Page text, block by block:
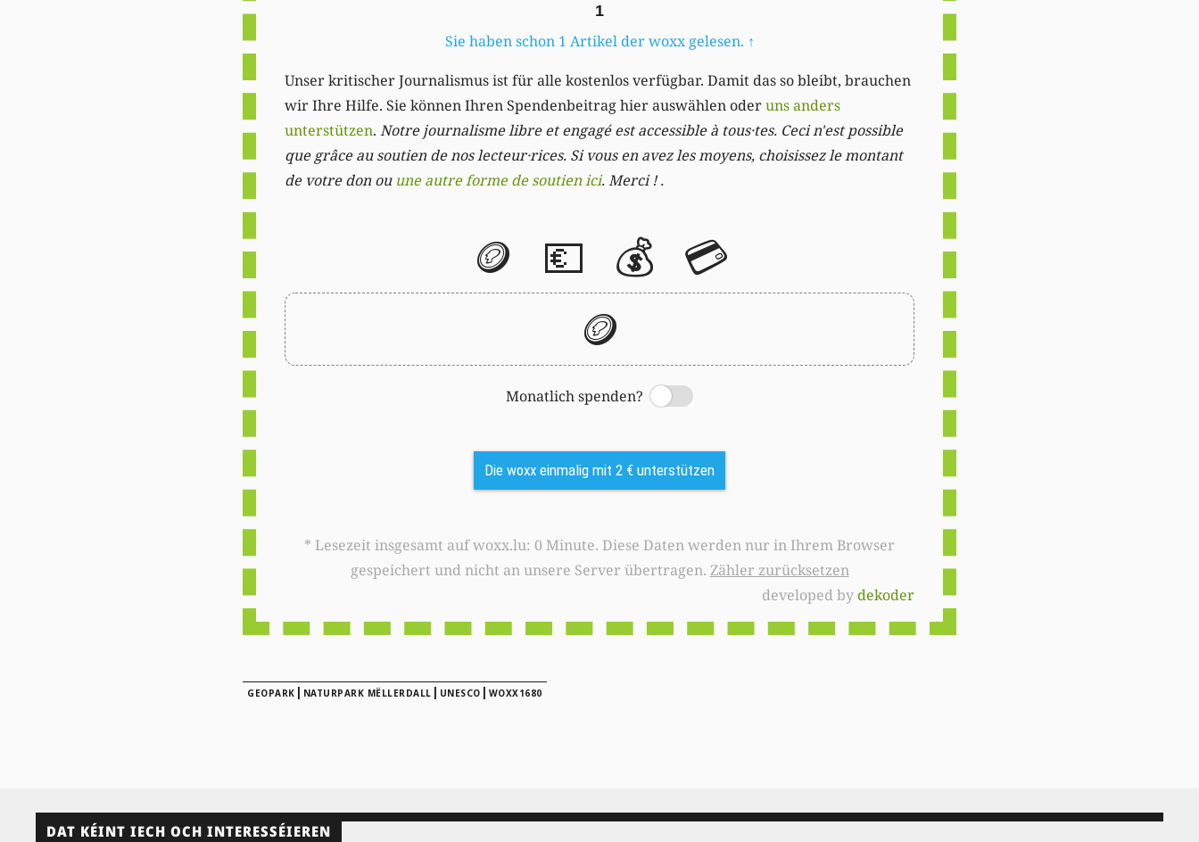
1
Sie haben schon 1 Artikel der woxx gelesen. ↑
Unser kritischer Journalismus ist für alle kostenlos verfügbar. Damit das so bleibt, brauchen
wir Ihre Hilfe. Sie können Ihren Spendenbeitrag hier auswählen oderuns anders
unterstützen. Notre journalisme libre et engagé est accessible à tous·tes. Ceci n'est possible
que grâce au soutien de nos lecteur·rices. Si vous en avez les moyens, choisissez le montant
de votre don ou une autre forme de soutien ici. Merci ! .
🪙 💶 💰 💳
🪙
Monatlich spenden?
Switch
Die woxx einmalig mit 2 € unterstützen
* Lesezeit insgesamt auf woxx.lu: 0 Minute. Diese Daten werden nur in Ihrem Browser
gespeichert und nicht an unsere Server übertragen. Zähler zurücksetzen
developed bydekoder
GEOPARK | NATURPARK MËLLERDALL | UNESCO | WOXX1680
DAT KÉINT IECH OCH INTERESSÉIEREN